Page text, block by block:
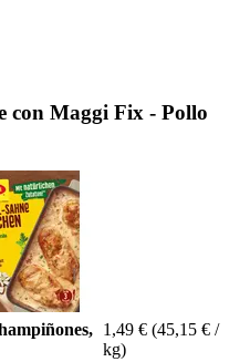
con Maggi Fix - Pollo
1,49 € (45,15 € /
kg)